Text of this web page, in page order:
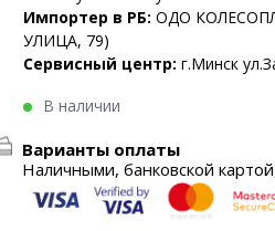
Импортер в РБ: ОДО
УЛИЦА, 79)
Сервисный центр: г.Минск
В наличии
Варианты оплаты
Наличными, банковской